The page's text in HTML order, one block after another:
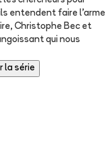
entendent faire l'arme
Christophe Bec et
qui nous
la série